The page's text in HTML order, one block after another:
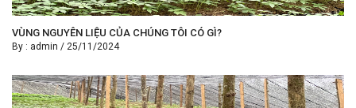
VÙNG NGUYÊN LIỆU CỦA CHÚNG TÔI CÓ GÌ?
By : admin / 25/11/2024